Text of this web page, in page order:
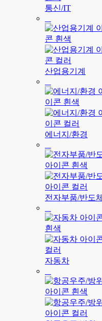
통신/IT
산업용기계
에너지/환경
전자부품/반도체
자동차